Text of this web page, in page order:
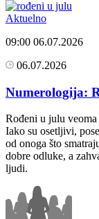
Aktuelno
09:00 06.07.2026
06.07.2026
Numerologija:
Rođeni u julu
Iako su osetljivi,
od onoga što
dobre odluke, a
ljudi.